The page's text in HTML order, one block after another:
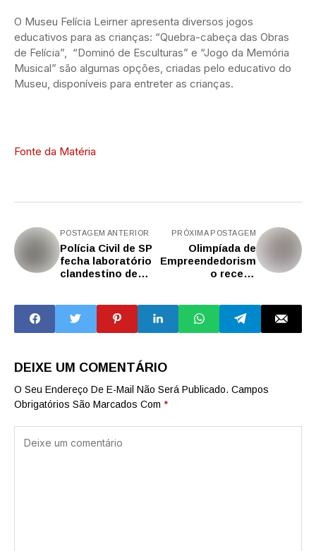
O Museu Felícia Leirner apresenta diversos jogos
educativos para as crianças: “Quebra-cabeça das Obras
de Felícia”, “Dominó de Esculturas” e “Jogo da Memória
Musical” são algumas opções, criadas pelo educativo do
Museu, disponíveis para entreter as crianças.
Fonte da Matéria
POSTAGEM ANTERIOR
Polícia Civil de SP
fecha laboratório
clandestino de
emagrecer
PRÓXIMA POSTAGEM
Olimpíada de
Empreendedorism
o recebe
DEIXE UM COMENTÁRIO
O Seu Endereço De E-Mail Não Será Publicado. Campos
Obrigatórios São Marcados Com *